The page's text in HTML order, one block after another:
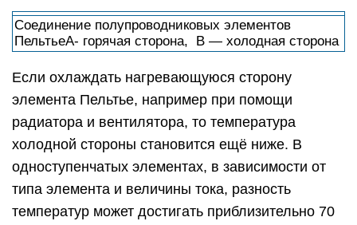
Соединение полупроводниковых элементов
ПельтьеA- горячая сторона, B — холодная сторона
Если охлаждать нагревающуюся сторону
элемента Пельтье, например при помощи
радиатора и вентилятора, то температура
холодной стороны становится ещё ниже. В
одноступенчатых элементах, в зависимости от
типа элемента и величины тока, разность
температур может достигать приблизительно 70